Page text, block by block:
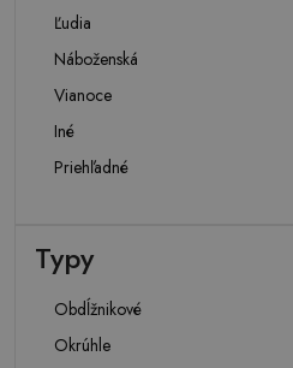
Ľudia
Náboženská
Vianoce
Iné
Priehľadné
Typy
Obdĺžnikové
Okrúhle